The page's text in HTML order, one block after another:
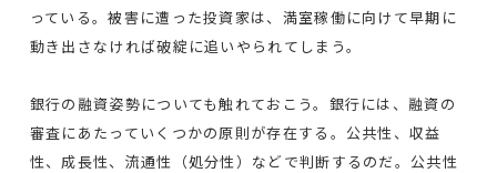
っている。被害に遭った投資家は、満室稼働に向けて早期に
動き出さなければ破綻に追いやられてしまう。
銀行の融資姿勢についても触れておこう。銀行には、融資の
審査にあたっていくつかの原則が存在する。公共性、収益
性、成長性、流通性（処分性）などで判断するのだ。公共性